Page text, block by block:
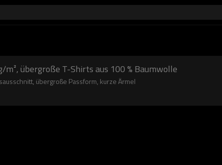
übergroße T-Shirts aus 100 % Baumwolle
übergroße Passform, kurze Ärmel